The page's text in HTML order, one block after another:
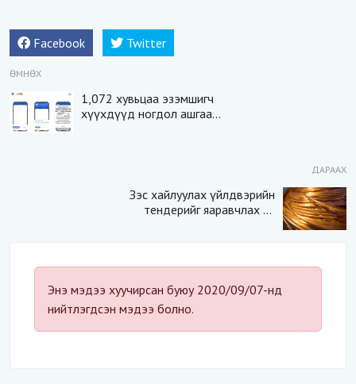
Facebook Twitter
ӨМНӨХ
1,072 хувьцаа эзэмшигч
хүүхдүүд ногдол ашгаа
ДАРААХ
Зэс хайлуулах үйлдвэрийн
тендерийг яаравчлах нь
Энэ мэдээ хуучирсан буюу 2020/09/07-нд
нийтлэгдсэн мэдээ болно.